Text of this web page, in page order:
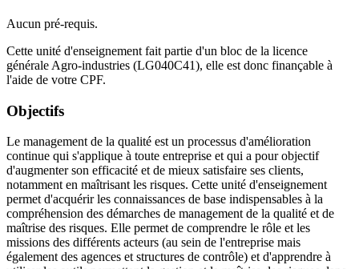
Aucun pré-requis.
Cette unité d'enseignement fait partie d'un bloc de la licence
générale Agro-industries (LG040C41), elle est donc finançable à
l'aide de votre CPF.
Objectifs
Le management de la qualité est un processus d'amélioration
continue qui s'applique à toute entreprise et qui a pour objectif
d'augmenter son efficacité et de mieux satisfaire ses clients,
notamment en maîtrisant les risques. Cette unité d'enseignement
permet d'acquérir les connaissances de base indispensables à la
compréhension des démarches de management de la qualité et de
maîtrise des risques. Elle permet de comprendre le rôle et les
missions des différents acteurs (au sein de l'entreprise mais
également des agences et structures de contrôle) et d'apprendre à